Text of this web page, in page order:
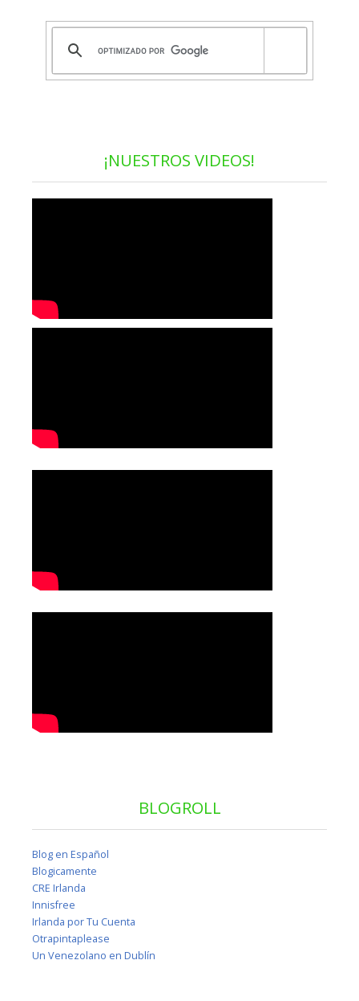
¡NUESTROS VIDEOS!
BLOGROLL
Blog en Español
Blogicamente
CRE Irlanda
Innisfree
Irlanda por Tu Cuenta
Otrapintaplease
Un Venezolano en Dublín